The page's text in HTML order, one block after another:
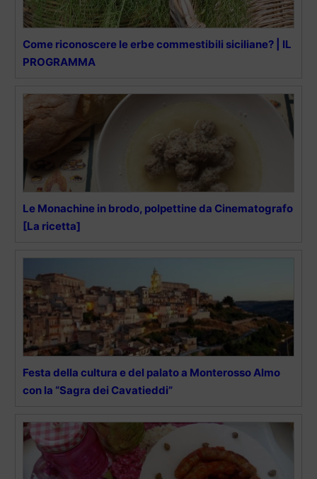
Come riconoscere le erbe commestibili siciliane? | IL
PROGRAMMA
Le Monachine in brodo, polpettine da Cinematografo
[La ricetta]
Festa della cultura e del palato a Monterosso Almo
con la “Sagra dei Cavatieddi”